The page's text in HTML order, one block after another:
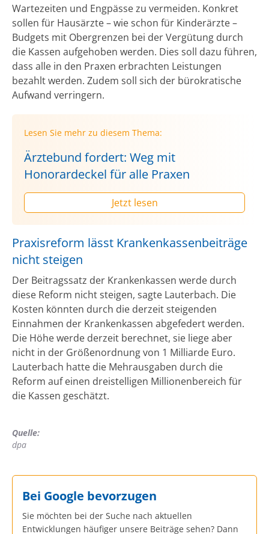
Wartezeiten und Engpässe zu vermeiden. Konkret
sollen für Hausärzte – wie schon für Kinderärzte –
Budgets mit Obergrenzen bei der Vergütung durch
die Kassen aufgehoben werden. Dies soll dazu führen,
dass alle in den Praxen erbrachten Leistungen
bezahlt werden. Zudem soll sich der bürokratische
Aufwand verringern.
Lesen Sie mehr zu diesem Thema:
Ärztebund fordert: Weg mit
Honorardeckel für alle Praxen
Jetzt lesen
Praxisreform lässt Krankenkassenbeiträge
nicht steigen
Der Beitragssatz der Krankenkassen werde durch
diese Reform nicht steigen, sagte Lauterbach. Die
Kosten könnten durch die derzeit steigenden
Einnahmen der Krankenkassen abgefedert werden.
Die Höhe werde derzeit berechnet, sie liege aber
nicht in der Größenordnung von 1 Milliarde Euro.
Lauterbach hatte die Mehrausgaben durch die
Reform auf einen dreistelligen Millionenbereich für
die Kassen geschätzt.
Quelle:
dpa
Bei Google bevorzugen
Sie möchten bei der Suche nach aktuellen
Entwicklungen häufiger unsere Beiträge sehen? Dann